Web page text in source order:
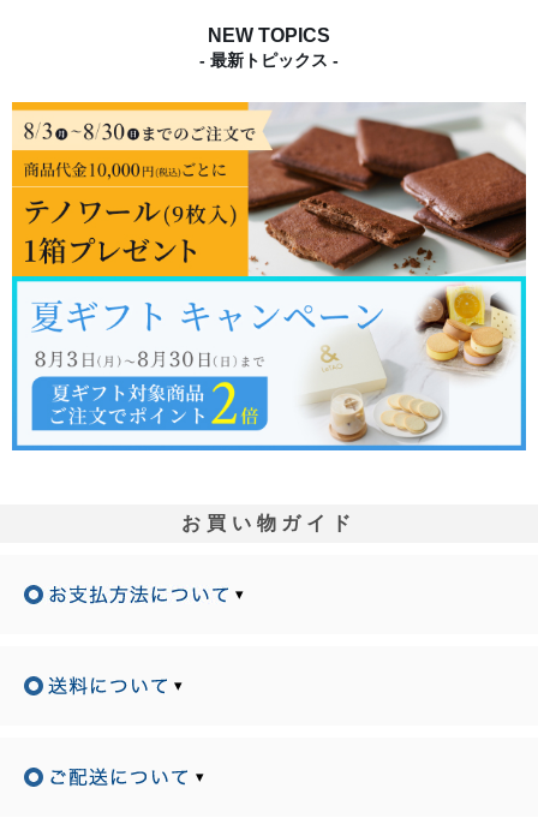
NEW TOPICS
- 最新トピックス -
お買い物ガイド
▾
▾
▾